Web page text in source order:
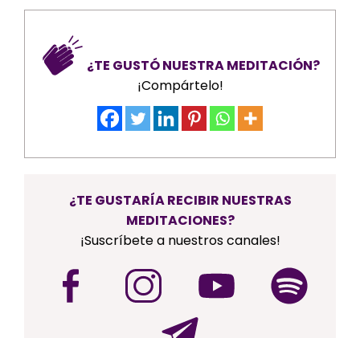
¿TE GUSTÓ NUESTRA MEDITACIÓN?
¡Compártelo!
¿TE GUSTARÍA RECIBIR NUESTRAS
MEDITACIONES?
¡Suscríbete a nuestros canales!